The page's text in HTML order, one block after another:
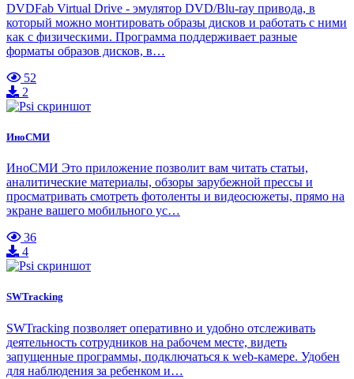
DVDFab Virtual Drive - эмулятор DVD/Blu-ray привода, в
который можно монтировать образы дисков и работать с ними
как с физическими. Программа поддерживает разные
форматы образов дисков, в…
52
2
ИноСМИ
ИноСМИ Это приложение позволит вам читать статьи,
аналитические материалы, обзоры зарубежной прессы и
просматривать смотреть фотоленты и видеосюжеты, прямо на
экране вашего мобильного ус…
36
4
SWTracking
SWTracking позволяет оперативно и удобно отслеживать
деятельность сотрудников на рабочем месте, видеть
запущенные программы, подключаться к web-камере. Удобен
для наблюдения за ребенком и…